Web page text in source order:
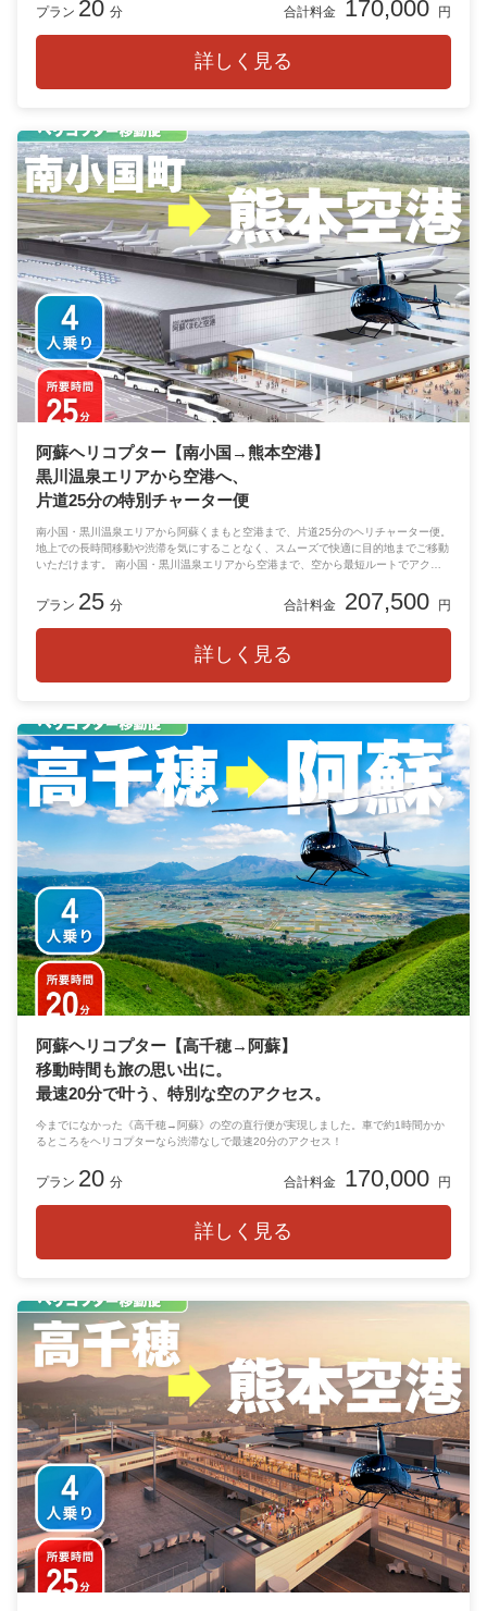
贅沢な空の旅をぜひご体験ください。
プラン 20 分 合計料金 170,000 円
詳しく見る
阿蘇ヘリコプター【南小国→熊本空港】
黒川温泉エリアから空港へ、
片道25分の特別チャーター便
南小国・黒川温泉エリアから阿蘇くまもと空港まで、片道25分のヘリチャーター便。
地上での長時間移動や渋滞を気にすることなく、スムーズで快適に目的地までご移動
いただけます。 南小国・黒川温泉エリアから空港まで、空から最短ルートでアクセ
プラン 25 分 合計料金 207,500 円
詳しく見る
阿蘇ヘリコプター【高千穂→阿蘇】
移動時間も旅の思い出に。
最速20分で叶う、特別な空のアクセス。
今までになかった《高千穂→阿蘇》の空の直行便が実現しました。車で約1時間かか
るところをヘリコプターなら渋滞なしで最速20分のアクセス！
プラン 20 分 合計料金 170,000 円
詳しく見る